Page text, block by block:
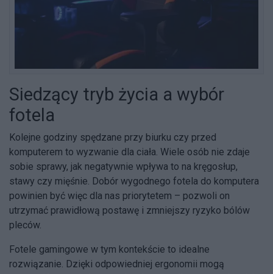
Siedzący tryb życia a wybór
fotela
Kolejne godziny spędzane przy biurku czy przed
komputerem to wyzwanie dla ciała. Wiele osób nie zdaje
sobie sprawy, jak negatywnie wpływa to na kręgosłup,
stawy czy mięśnie. Dobór wygodnego fotela do komputera
powinien być więc dla nas priorytetem – pozwoli on
utrzymać prawidłową postawę i zmniejszy ryzyko bólów
pleców.
Fotele gamingowe w tym kontekście to idealne
rozwiązanie. Dzięki odpowiedniej ergonomii mogą